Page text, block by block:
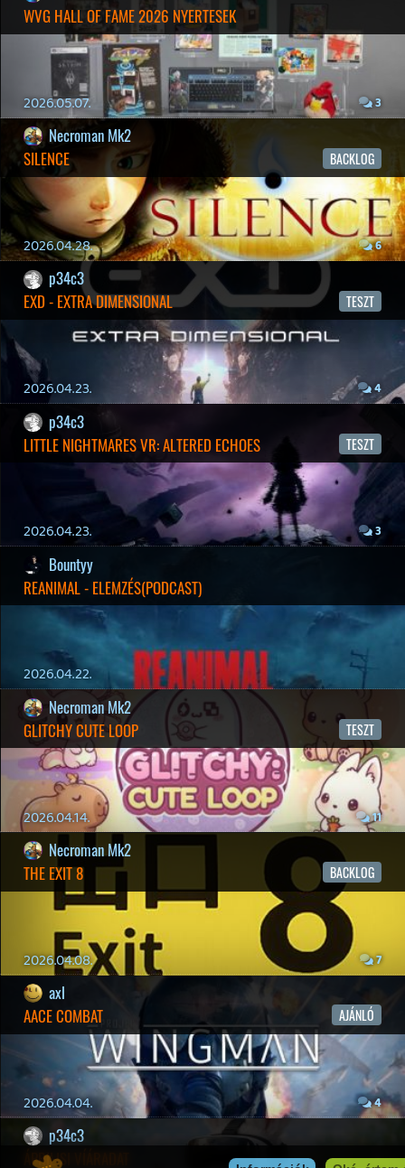
liquid
MINDEN IDŐK LEGJOBB INTRÓI #2
2026.03.27.
liquid
MINDEN IDŐK LEGJOBB INTRÓI #1
2026.03.15. 1
Necroman Mk2
HIGHGUARD - NECRO'S LOG
2026.03.13. 4
19 éve videójáték minden nap! Copyright 365 Media Kft
Impresszum Hirdetési ajánlatunk
Felhasználási feltételek
| Adatvédelmi elveink
Hírek | Cikkek | Podcastok |
|
Gaming Fórum
Offtopic Fórum
RSS | Blog RSS | Podcast RSS |
Instagram | Youtube | Facebook |
Twitter
| Patreon